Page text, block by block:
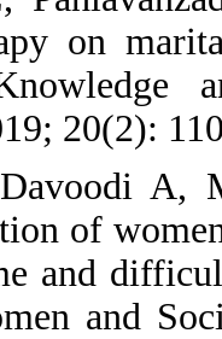
narrative
6. Kargar
sexual
guilt and
Journal of